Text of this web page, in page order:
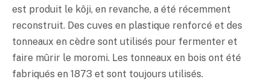
est produit le kôji, en revanche, a été récemment
reconstruit. Des cuves en plastique renforcé et des
tonneaux en cèdre sont utilisés pour fermenter et
faire mûrir le moromi. Les tonneaux en bois ont été
fabriqués en 1873 et sont toujours utilisés.